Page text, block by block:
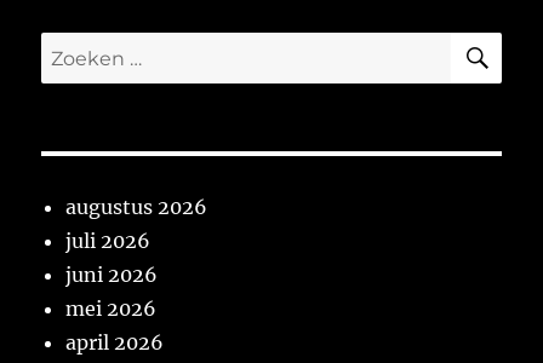
Zoeken
naar:
augustus 2026
juli 2026
juni 2026
mei 2026
april 2026